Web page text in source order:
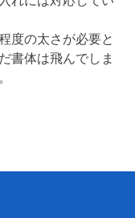
度の太さが必要と
書体は飛んでしま